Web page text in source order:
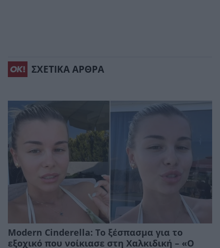
ΣΧΕΤΙΚΑ ΑΡΘΡΑ
Modern Cinderella: Το ξέσπασμα για το
εξοχικό που νοίκιασε στη Χαλκιδική – «Ο